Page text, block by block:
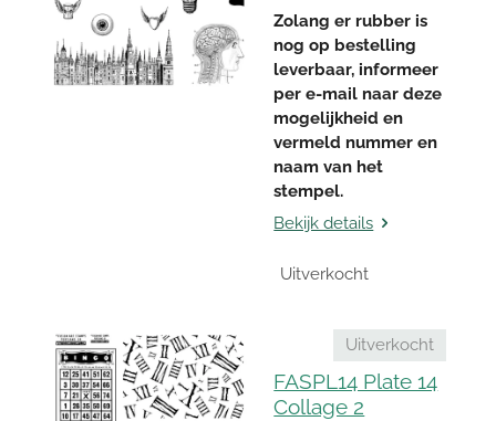
Zolang er rubber is
nog op bestelling
leverbaar, informeer
per e-mail naar deze
mogelijkheid en
vermeld nummer en
naam van het
stempel.
Bekijk details
Uitverkocht
Uitverkocht
FASPL14 Plate 14
Collage 2